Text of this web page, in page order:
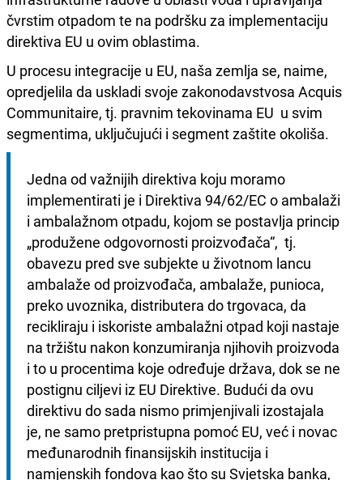
čvrstim otpadom te na podršku za implementaciju
direktiva EU u ovim oblastima.
U procesu integracije u EU, naša zemlja se, naime,
opredjelila da uskladi svoje zakonodavstvosa Acquis
Communitaire, tj. pravnim tekovinama EU u svim
segmentima, uključujući i segment zaštite okoliša.
Jedna od važnijih direktiva koju moramo
implementirati je i Direktiva 94/62/EC o ambalaži
i ambalažnom otpadu, kojom se postavlja princip
„produžene odgovornosti proizvođača“,  tj.
obavezu pred sve subjekte u životnom lancu
ambalaže od proizvođača, ambalaže, punioca,
preko uvoznika, distributera do trgovaca, da
recikliraju i iskoriste ambalažni otpad koji nastaje
na tržištu nakon konzumiranja njihovih proizvoda
i to u procentima koje određuje država, dok se ne
postignu ciljevi iz EU Direktive. Budući da ovu
direktivu do sada nismo primjenjivali izostajala
je, ne samo pretpristupna pomoć EU, već i novac
međunarodnih finansijskih institucija i
namjenskih fondova kao što su Svjetska banka,